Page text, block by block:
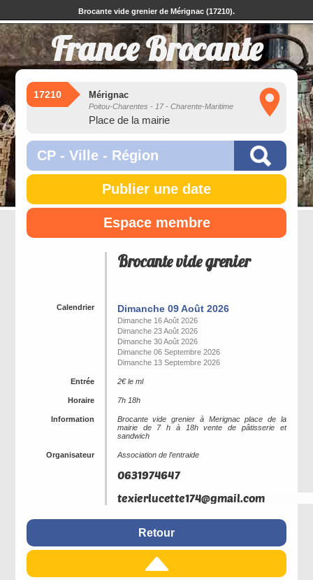
Brocante vide grenier de Mérignac (17210).
France Brocante
17210 Mérignac
Poitou-Charentes - 17 - Charente-Maritime
Place de la mairie
Publier une date
Espace membre
Brocante vide grenier
Calendrier Dimanche 09 Août 2026
Dimanche 16 Août 2026
Dimanche 23 Août 2026
Dimanche 30 Août 2026
Dimanche 06 Septembre 2026
Dimanche 13 Septembre 2026
Entrée 2€ le ml
Horaire 7h 18h
Information
Brocante vide grenier à Merignac place de la
mairie de 7 h à 18h vente de pâtisserie et
sandwich
Organisateur Association de l’entraide
Retour